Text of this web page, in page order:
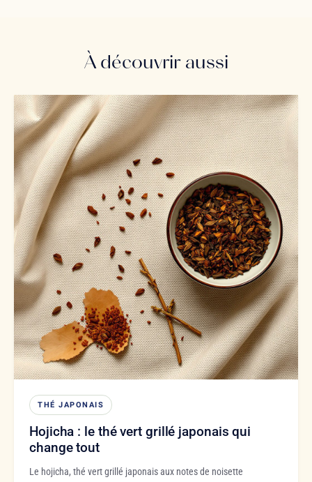
À découvrir aussi
THÉ JAPONAIS
Hojicha : le thé vert grillé japonais qui
change tout
Le hojicha, thé vert grillé japonais aux notes de noisette